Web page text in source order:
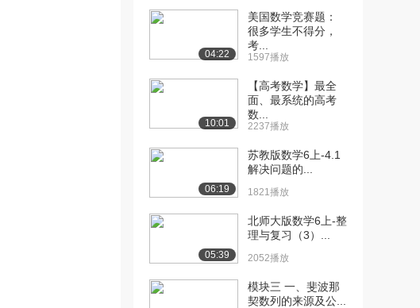
[10] 北京航空航天大学公
6095播放
21:37
[11] 北京航空航天大学公
00:11
[12] 北京航空航天大学公
15:05
[13] 北京航空航天大学公
06:56
[14] 北京航空航天大学公
开课：两个典型单...
15:15
04:22
美国数学竞赛题：
很多学生不得分，
考...
1597播放
10:01
【高考数学】最全
面、最系统的高考
数...
2237播放
06:19
苏教版数学6上-4.1
解决问题的...
1821播放
05:39
北师大版数学6上-整
理与复习（3）...
2052播放
模块三 一、斐波那
契数列的来源及公...